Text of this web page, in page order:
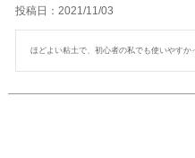
投稿日 2021/11/03
ほどよい粘土で、初心者の私でも使いやすか